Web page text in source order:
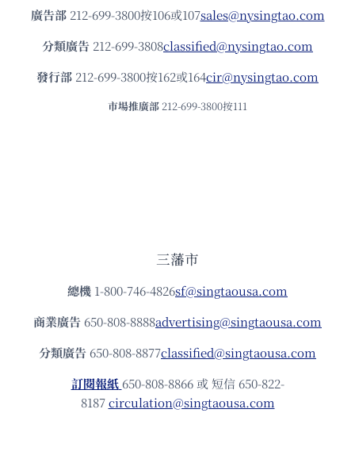
廣告部212-699-3800按106或107sales@nysingtao.com
分類廣告 212-699-3808classified@nysingtao.com
發⾏部 212-699-3800按162或164cir@nysingtao.com
市場推廣部 212-699-3800按111
三藩市
總機 1-800-746-4826sf@singtaousa.com
商業廣告 650-808-8888advertising@singtaousa.com
分類廣告 650-808-8877classified@singtaousa.com
訂閱報紙 650-808-8866 或 短信 650-822-
8187circulation@singtaousa.com